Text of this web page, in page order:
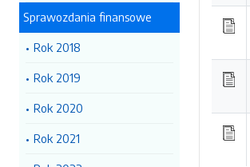
Sprawozdania finansowe
Rok 2018
Rok 2019
Rok 2020
Rok 2021